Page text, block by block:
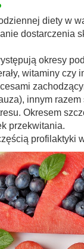
diety w
dostarczenia
okresy
witaminy czy
innym
Okresem
przekwitania.
profilaktyki